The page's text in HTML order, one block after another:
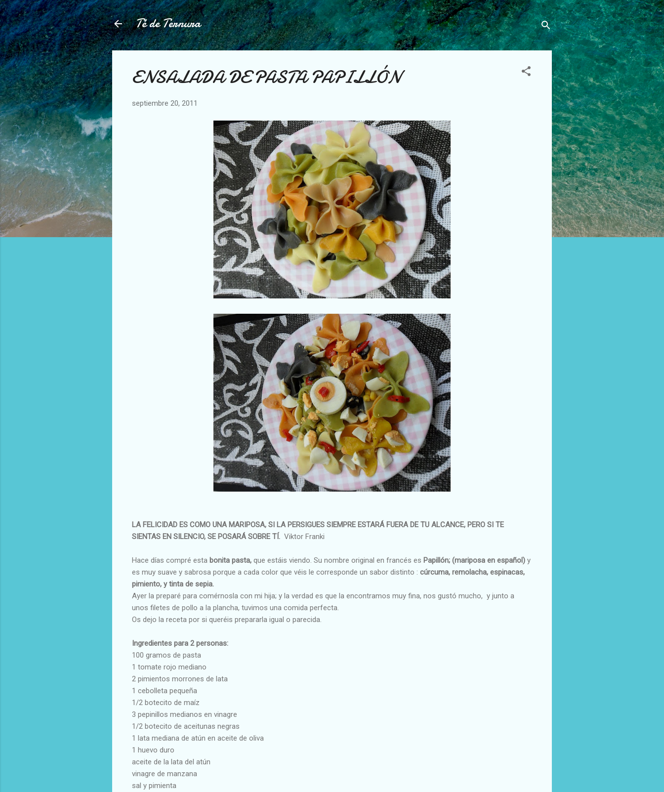
Ir al contenido principal
Té de Ternura
ENSALADA DE PASTA PAPILLÓN
septiembre 20, 2011
LA FELICIDAD ES COMO UNA MARIPOSA, SI LA PERSIGUES SIEMPRE ESTARÁ FUERA DE TU ALCANCE, PERO SI TE
SIENTAS EN SILENCIO, SE POSARÁ SOBRE TÍ. Viktor Franki
Hace días compré esta bonita pasta, que estáis viendo. Su nombre original en francés es Papillón; (mariposa en español) y
es muy suave y sabrosa porque a cada color que véis le corresponde un sabor distinto : cúrcuma, remolacha, espinacas,
pimiento, y tinta de sepia.
Ayer la preparé para comérnosla con mi hija; y la verdad es que la encontramos muy fina, nos gustó mucho, y junto a
unos filetes de pollo a la plancha, tuvimos una comida perfecta.
Os dejo la receta por si queréis prepararla igual o parecida.
Ingredientes para 2 personas:
100 gramos de pasta
1 tomate rojo mediano
2 pimientos morrones de lata
1 cebolleta pequeña
1/2 botecito de maíz
3 pepinillos medianos en vinagre
1/2 botecito de aceitunas negras
1 lata mediana de atún en aceite de oliva
1 huevo duro
aceite de la lata del atún
vinagre de manzana
sal y pimienta